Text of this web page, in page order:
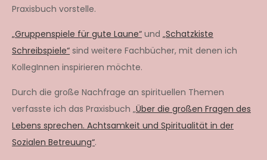
Praxisbuch vorstelle.
„Gruppenspiele für gute Laune“ und „Schatzkiste
Schreibspiele“ sind weitere Fachbücher, mit denen ich
KollegInnen inspirieren möchte.
Durch die große Nachfrage an spirituellen Themen
verfasste ich das Praxisbuch „Über die großen Fragen des
Lebens sprechen. Achtsamkeit und Spiritualität in der
Sozialen Betreuung“.